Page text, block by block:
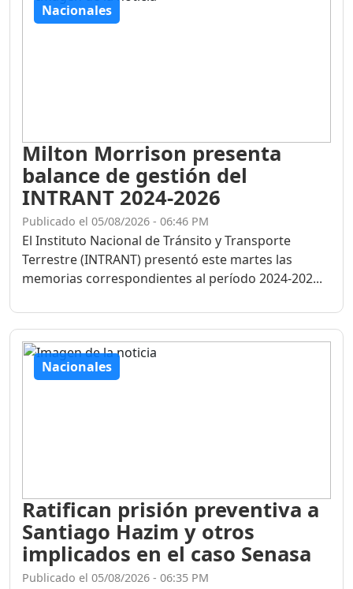
Nacionales
Milton Morrison presenta
balance de gestión del
INTRANT 2024-2026
Publicado el 05/08/2026 - 06:46 PM
El Instituto Nacional de Tránsito y Transporte
Terrestre (INTRANT) presentó este martes las
memorias correspondientes al período 2024-202...
Nacionales
Ratifican prisión preventiva a
Santiago Hazim y otros
implicados en el caso Senasa
Publicado el 05/08/2026 - 06:35 PM